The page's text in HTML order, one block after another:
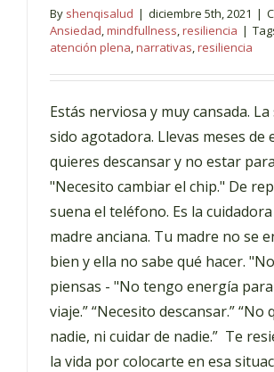
By shenqisalud | diciembre 5th, 2021 |
Ansiedad mindfullness resiliencia |
atención plena narrativas resiliencia
Estás nerviosa y muy cansada.
sido agotadora. Llevas meses de
quieres descansar y no estar
"Necesito cambiar el chip." De
suena el teléfono. Es la
madre anciana. Tu madre no se
bien y ella no sabe qué hacer.
piensas - "No tengo energía
viaje.” “Necesito descansar.” “No
nadie, ni cuidar de nadie.” Te
la vida por colocarte en esa